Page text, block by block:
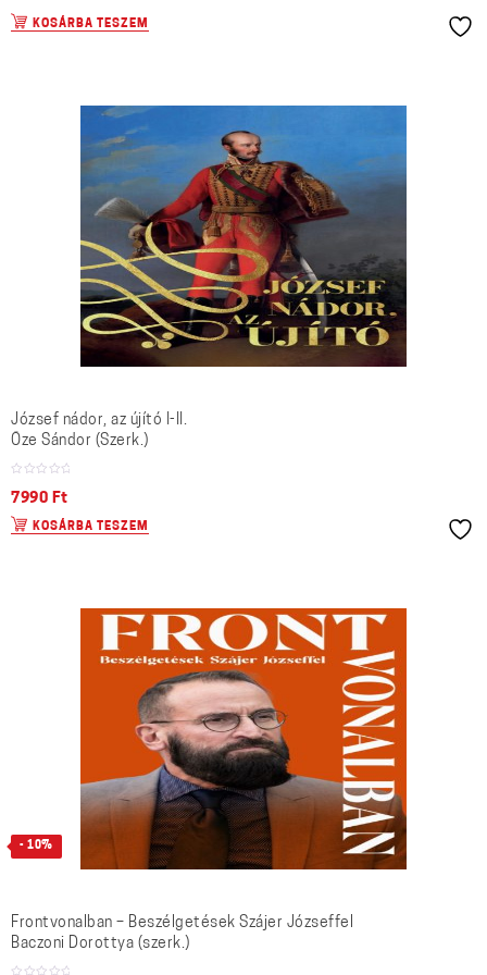
KOSÁRBA TESZEM
József nádor, az újító I-II.
Őze Sándor (Szerk.)
7990 Ft
KOSÁRBA TESZEM
- 10%
Frontvonalban – Beszélgetések Szájer Józseffel
Baczoni Dorottya (szerk.)